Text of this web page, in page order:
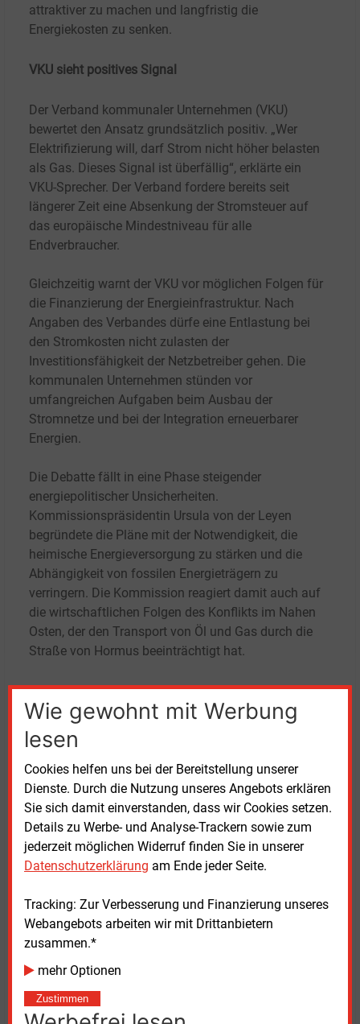
Wie gewohnt mit Werbung
lesen
Cookies helfen uns bei der Bereitstellung unserer
Dienste. Durch die Nutzung unseres Angebots erklären
Sie sich damit einverstanden, dass wir Cookies setzen.
Details zu Werbe- und Analyse-Trackern sowie zum
jederzeit möglichen Widerruf finden Sie in unserer
Datenschutzerklärung am Ende jeder Seite.
Tracking: Zur Verbesserung und Finanzierung unseres
Webangebots arbeiten wir mit Drittanbietern
zusammen.*
mehr Optionen
Zustimmen
attraktiver zu machen und langfristig die
Energiekosten zu senken.
VKU sieht positives Signal
Der Verband kommunaler Unternehmen (VKU)
bewertet den Ansatz grundsätzlich positiv. „Wer
Elektrifizierung will, darf Strom nicht höher belasten
als Gas. Dieses Signal ist überfällig“, erklärte ein
VKU-Sprecher. Der Verband fordere bereits seit
längerer Zeit eine Absenkung der Stromsteuer auf
das europäische Mindestniveau für alle
Endverbraucher.
Gleichzeitig warnt der VKU vor möglichen Folgen für
die Finanzierung der Energieinfrastruktur. Nach
Angaben des Verbandes dürfe eine Entlastung bei
den Stromkosten nicht zulasten der
Investitionsfähigkeit der Netzbetreiber gehen. Die
kommunalen Unternehmen stünden vor
umfangreichen Aufgaben beim Ausbau der
Stromnetze und bei der Integration erneuerbarer
Energien.
Die Debatte fällt in eine Phase steigender
energiepolitischer Unsicherheiten.
Kommissionspräsidentin Ursula von der Leyen
begründete die Pläne mit der Notwendigkeit, die
heimische Energieversorgung zu stärken und die
Abhängigkeit von fossilen Energieträgern zu
verringern. Die Kommission reagiert damit auch auf
die wirtschaftlichen Folgen des Konflikts im Nahen
Osten, der den Transport von Öl und Gas durch die
Straße von Hormus beeinträchtigt hat.
Umsetzung offen
Nach Angaben der Kommissionspräsidentin sind die
Kosten für die Einfuhr fossiler Energieträger seit
Beginn des Konflikts deutlich gestiegen. Vor diesem
Hintergrund bereitet die EU-Kommission weitere
Maßnahmen vor, um Unternehmen und Verbraucher
zu entlasten. Dazu zählen auch mögliche
Anpassungen der Beihilferegeln, die den
Mitgliedstaaten mehr Spielraum für
Ob die steuerliche Bevorzugung von Strom
umgesetzt wird, ist allerdings noch offen.
Änderungen im Steuerrecht müssen von allen EU-
Frühere Versuche, die Energiesteuerrichtlinie zu